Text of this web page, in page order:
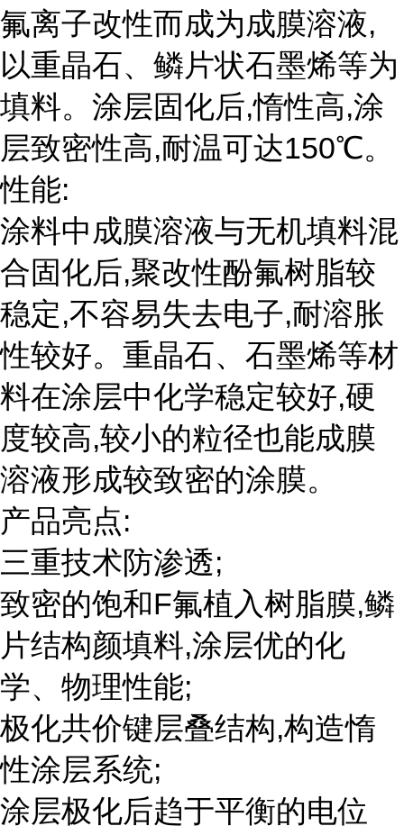
氟离子改性而成为成膜溶液,
以重晶石、鳞片状石墨烯等为
填料。涂层固化后,惰性高,涂
层致密性高,耐温可达150℃。
性能:
涂料中成膜溶液与无机填料混
合固化后,聚改性酚氟树脂较
稳定,不容易失去电子,耐溶胀
性较好。重晶石、石墨烯等材
料在涂层中化学稳定较好,硬
度较高,较小的粒径也能成膜
溶液形成较致密的涂膜。
产品亮点:
三重技术防渗透;
致密的饱和F氟植入树脂膜,鳞
片结构颜填料,涂层优的化
学、物理性能;
极化共价键层叠结构,构造惰
性涂层系统;
涂层极化后趋于平衡的电位